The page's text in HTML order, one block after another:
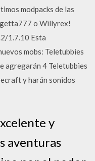
modpacks de las
o Willyrex!
1.7.10 Esta
mobs: Teletubbies
agregarán 4 Teletubbies
y harán sonidos
y
aventuras